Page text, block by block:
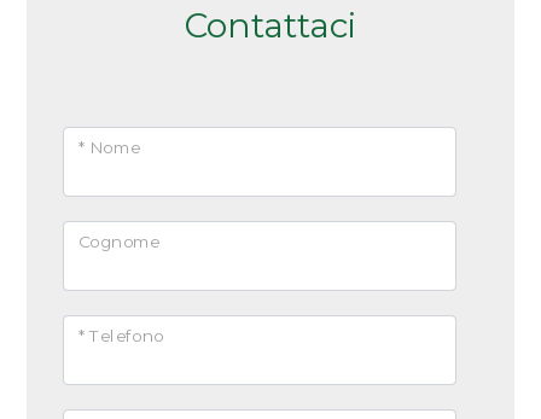
Contattaci
* Nome
Cognome
* Telefono